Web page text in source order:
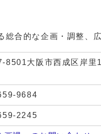
総合的な企画・調整、
8501大阪市西成区岸里
9684
2245